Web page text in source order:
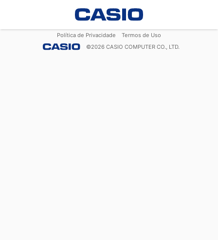
Política de Privacidade
Termos de Uso
©2026 CASIO COMPUTER CO., LTD.